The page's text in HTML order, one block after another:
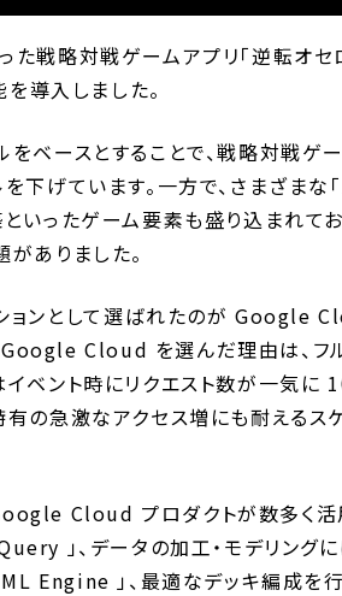
戦略対戦ゲームアプリ「逆転オセ
導入しました。
をベースとすることで、戦略対戦
下げています。一方で、さまざまな
といったゲーム要素も盛り込まれて
ありました。
ョンとして選ばれたのが Google
Cloud を選んだ理由は、フ
イベント時にリクエスト数が一気に
有の急激なアクセス増にも耐えるス
Cloud プロダクトが数多く活
」、データの加工・モデリン
ML Engine 」、最適なデッキ編成